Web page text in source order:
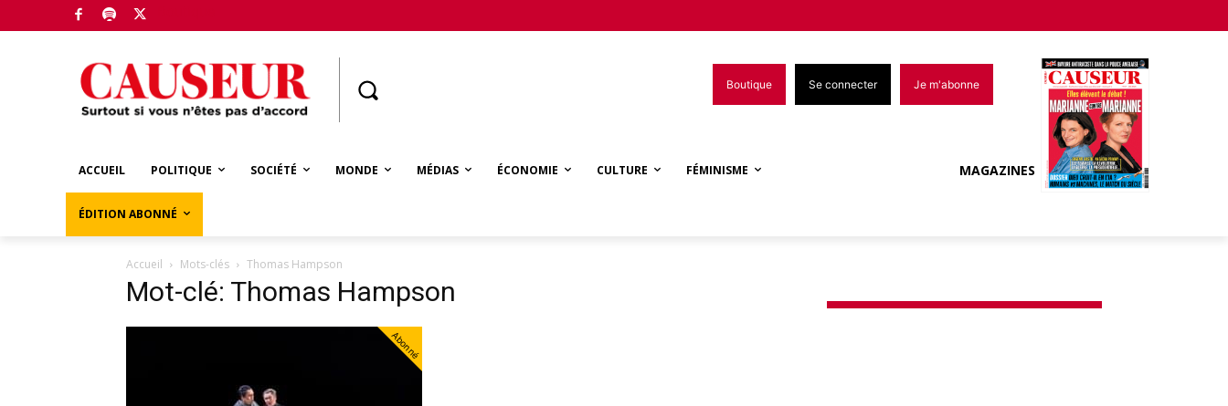
Boutique Se connecter Je m'abonne
ACCUEIL POLITIQUE SOCIÉTÉ MONDE MÉDIAS ÉCONOMIE CULTURE FÉMINISME
ÉDITION ABONNÉ
MAGAZINES
Accueil Mots-clés Thomas Hampson
Mot-clé: Thomas Hampson
Abonné